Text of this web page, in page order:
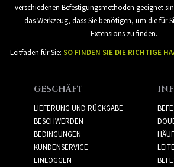
verschiedenen Befestigungsmethoden geeignet
das Werkzeug, dass Sie benötigen, um die für
Extensions zu finden.
Leitfaden für Sie: SO FINDEN SIE DIE RICHTIGE
GESCHÄFT
LIEFERUNG UND RÜCKGABE
BESCHWERDEN
BEDINGUNGEN
KUNDENSERVICE
EINLOGGEN